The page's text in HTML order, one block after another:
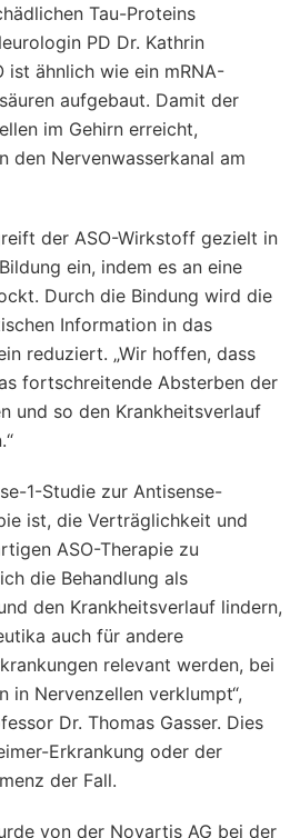
Tau-Proteins
PD Dr. Kathrin
ist ähnlich wie ein mRNA-
aufgebaut. Damit der
im Gehirn erreicht,
den Nervenwasserkanal am
der ASO-Wirkstoff gezielt in
ein, indem es an eine
Durch die Bindung wird die
Information in das
reduziert. „Wir hoffen, dass
fortschreitende Absterben der
und so den Krankheitsverlauf
1-Studie zur Antisense-
ist, die Verträglichkeit und
ASO-Therapie zu
die Behandlung als
den Krankheitsverlauf lindern,
auch für andere
relevant werden, bei
in Nervenzellen verklumpt“,
Dr. Thomas Gasser. Dies
Erkrankung oder der
der Fall.
von der Novartis AG bei der